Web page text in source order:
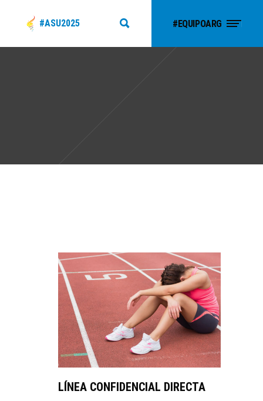
#ASU2025 #EQUIPOARG
LÍNEA CONFIDENCIAL DIRECTA